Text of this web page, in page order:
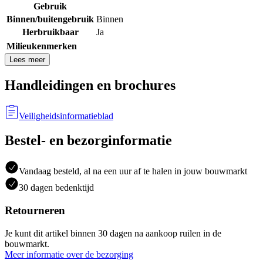
Gebruik
Binnen/buitengebruik Binnen
Herbruikbaar
Ja
Milieukenmerken
Lees meer
Handleidingen en brochures
Veiligheidsinformatieblad
Bestel- en bezorginformatie
Vandaag besteld, al na een uur af te halen in jouw bouwmarkt
30 dagen bedenktijd
Retourneren
Je kunt dit artikel binnen 30 dagen na aankoop ruilen in de
bouwmarkt.
Meer informatie over de bezorging